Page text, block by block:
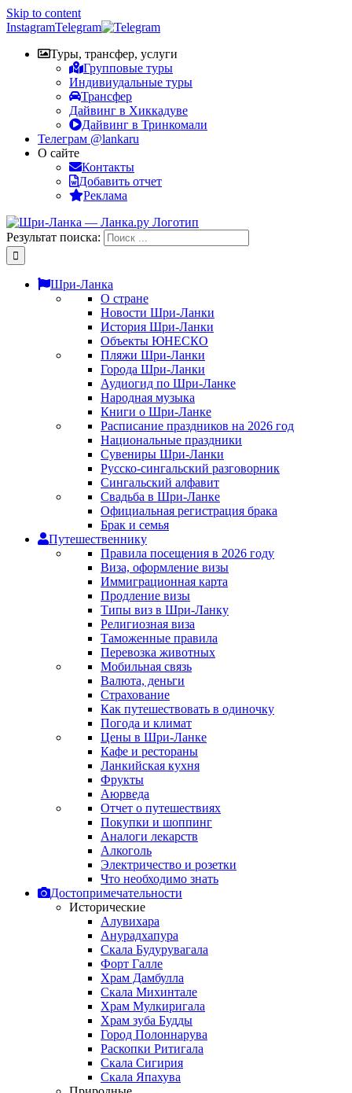
Skip to content
InstagramTelegram
Туры, трансфер, услуги
Групповые туры
Индивиудальные туры
Трансфер
Дайвинг в Хиккадуве
Дайвинг в Тринкомали
Телеграм @lankaru
О сайте
Контакты
Добавить отчет
Реклама
Результат поиска:
Шри-Ланка
О стране
Новости Шри-Ланки
История Шри-Ланки
Объекты ЮНЕСКО
Пляжи Шри-Ланки
Города Шри-Ланки
Аудиогид по Шри-Ланке
Народная музыка
Книги о Шри-Ланке
Расписание праздников на 2026 год
Национальные праздники
Сувениры Шри-Ланки
Русско-сингальский разговорник
Сингальский алфавит
Свадьба в Шри-Ланке
Официальная регистрация брака
Брак и семья
Путешественнику
Правила посещения в 2026 году
Виза, оформление визы
Иммиграционная карта
Продление визы
Типы виз в Шри-Ланку
Религиозная виза
Таможенные правила
Перевозка животных
Мобильная связь
Валюта, деньги
Страхование
Как путешествовать в одиночку
Погода и климат
Цены в Шри-Ланке
Кафе и рестораны
Ланкийская кухня
Фрукты
Аюрведа
Отчет о путешествиях
Покупки и шоппинг
Аналоги лекарств
Алкоголь
Электричество и розетки
Что необходимо знать
Достопримечательности
Исторические
Алувихара
Анурадхапура
Скала Будурувагала
Форт Галле
Храм Дамбулла
Скала Михинтале
Храм Мулкиригала
Храм зуба Будды
Город Полоннарува
Раскопки Ритигала
Скала Сигирия
Скала Япахува